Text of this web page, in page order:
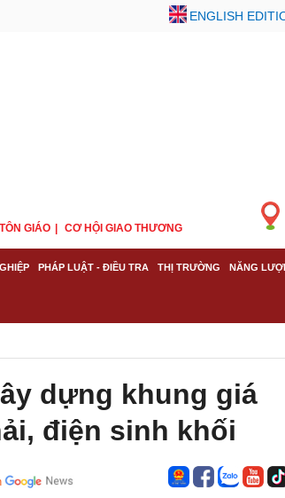
ENGLISH
GIÁO CƠ HỘI GIAO THƯƠNG
PHÁP LUẬT - ĐIỀU TRA THỊ TRƯỜNG NĂNG
dựng khung giá
điện sinh khối